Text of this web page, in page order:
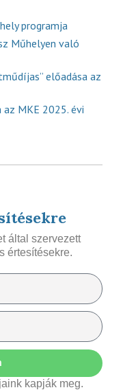
programja
Műhelyen való
előadása az
MKE 2025. évi
által szervezett
értesítésekre.
kapják meg.